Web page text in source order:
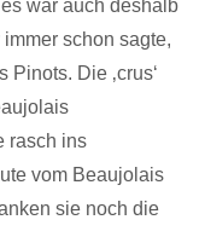
war auch deshalb
schon sagte,
Pinots. Die ‚crus‘
rasch ins
vom Beaujolais
sie noch die